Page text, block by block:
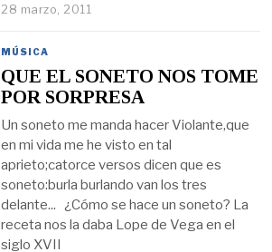
28 marzo, 2011
MÚSICA
QUE EL SONETO NOS TOME
POR SORPRESA
Un soneto me manda hacer Violante,que
en mi vida me he visto en tal
aprieto;catorce versos dicen que es
soneto:burla burlando van los tres
delante... ¿Cómo se hace un soneto? La
receta nos la daba Lope de Vega en el
siglo XVII